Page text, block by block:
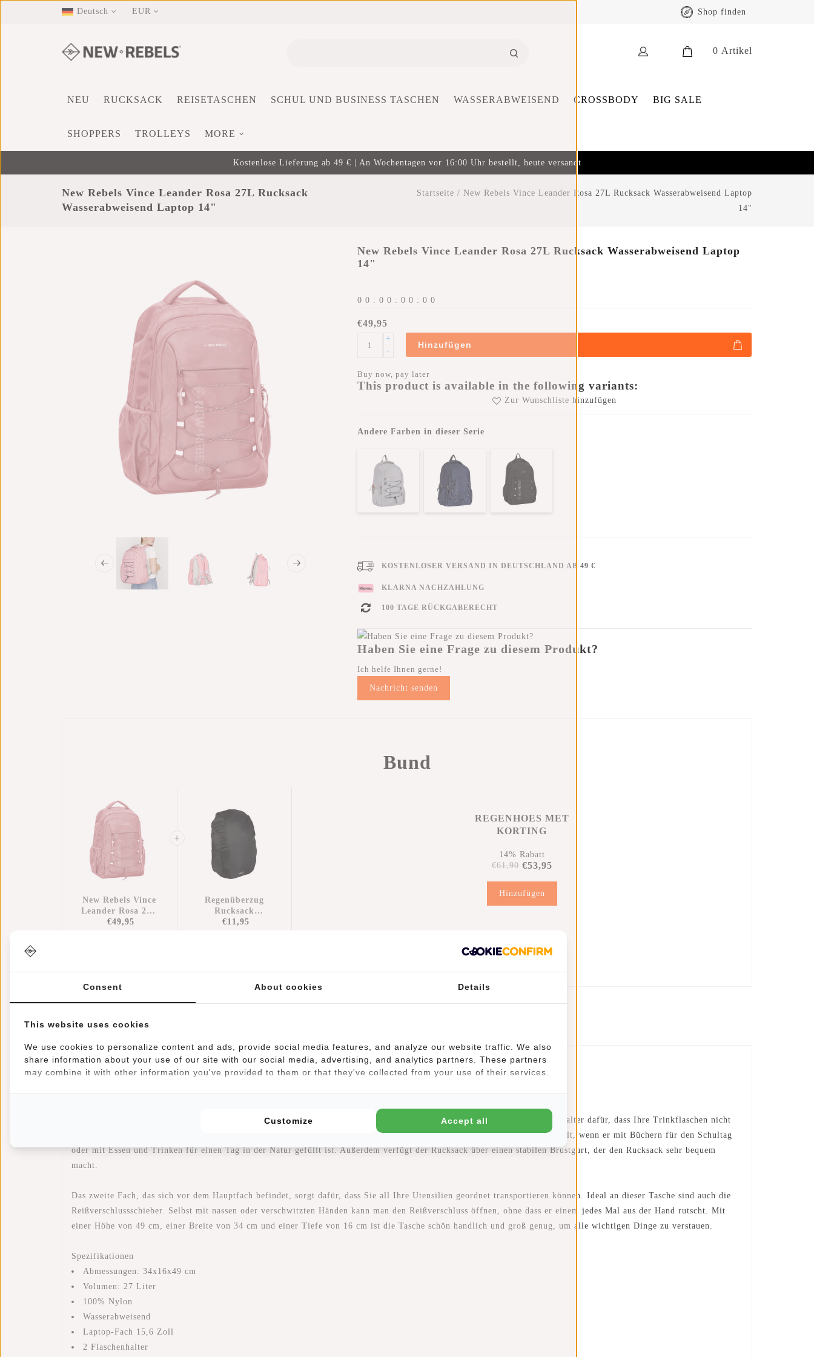
Deutsch EUR Shop finden
0 Artikel
NEU RUCKSACK REISETASCHEN SCHUL UND BUSINESS TASCHEN WASSERABWEISEND CROSSBODY BIG SALE
SHOPPERS TROLLEYS MORE
Kostenlose Lieferung ab 49 € | An Wochentagen vor 16:00 Uhr bestellt, heute versandt
New Rebels Vince Leander Rosa 27L Rucksack
Wasserabweisend Laptop 14"
Startseite / New Rebels Vince Leander Rosa 27L Rucksack Wasserabweisend Laptop
14"
New Rebels Vince Leander Rosa 27L Rucksack Wasserabweisend Laptop
14"
0 0 : 0 0 : 0 0 : 0 0
€49,95
+
-
Hinzufügen
Buy now, pay later
This product is available in the following variants:
Zur Wunschliste hinzufügen
Andere Farben in dieser Serie
KOSTENLOSER VERSAND IN DEUTSCHLAND AB 49 €
KLARNA NACHZAHLUNG
100 TAGE RÜCKGABERECHT
Haben Sie eine Frage zu diesem Produkt?
Ich helfe Ihnen gerne!
Nachricht senden
Bund
New Rebels Vince
Leander Rosa 27L
Rucksack
€49,95
Regenüberzug
Rucksack
Wasserdicht
€11,95
REGENHOES MET
KORTING
14% Rabatt
€61,90 €53,95
Hinzufügen
Artikelnummer::
51.141713
Verfügbarkeit:
Auf Lager
Lieferzeit:
✓ Auf Lager
Dieser schöne Rucksack hat ein Laptopfach, in das Laptops bis zu 15,6 Zoll passen. Außerdem sorgen die beiden Flaschenhalter dafür, dass Ihre Trinkflaschen nicht
unnötig Platz in der Tasche wegnehmen. Der gepolsterte Rücken sorgt dafür, dass sich der Rucksack auch dann leicht anfühlt, wenn er mit Büchern für den Schultag
oder mit Essen und Trinken für einen Tag in der Natur gefüllt ist. Außerdem verfügt der Rucksack über einen stabilen Brustgurt, der den Rucksack sehr bequem
macht.
Das zweite Fach, das sich vor dem Hauptfach befindet, sorgt dafür, dass Sie all Ihre Utensilien geordnet transportieren können. Ideal an dieser Tasche sind auch die
Reißverschlussschieber. Selbst mit nassen oder verschwitzten Händen kann man den Reißverschluss öffnen, ohne dass er einem jedes Mal aus der Hand rutscht. Mit
einer Höhe von 49 cm, einer Breite von 34 cm und einer Tiefe von 16 cm ist die Tasche schön handlich und groß genug, um alle wichtigen Dinge zu verstauen.
Spezifikationen
Abmessungen: 34x16x49 cm
Volumen: 27 Liter
100% Nylon
Wasserabweisend
Laptop-Fach 15,6 Zoll
2 Flaschenhalter
Consent About cookies Details
This website uses cookies
We use cookies to personalize content and ads, provide social media features, and analyze our website traffic. We also
share information about your use of our site with our social media, advertising, and analytics partners. These partners
may combine it with other information you've provided to them or that they've collected from your use of their services.
Customize Accept all